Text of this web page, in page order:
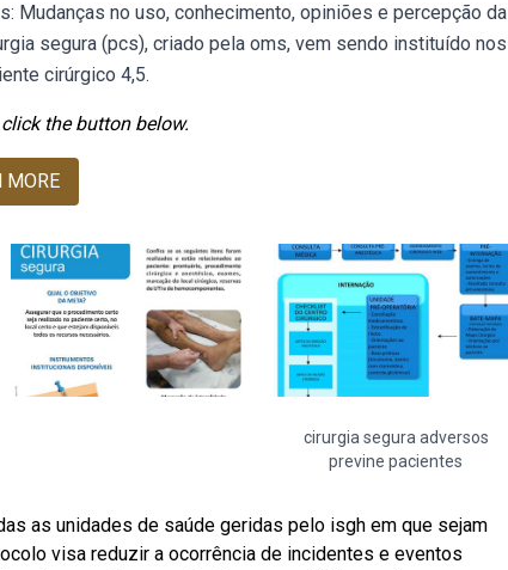
Mudanças no uso, conhecimento, opiniões e percepção da
segura (pcs), criado pela oms, vem sendo instituído nos
cirúrgico 4,5.
the button below.
MORE
cirurgia segura adversos
previne pacientes
as unidades de saúde geridas pelo isgh em que sejam
visa reduzir a ocorrência de incidentes e eventos